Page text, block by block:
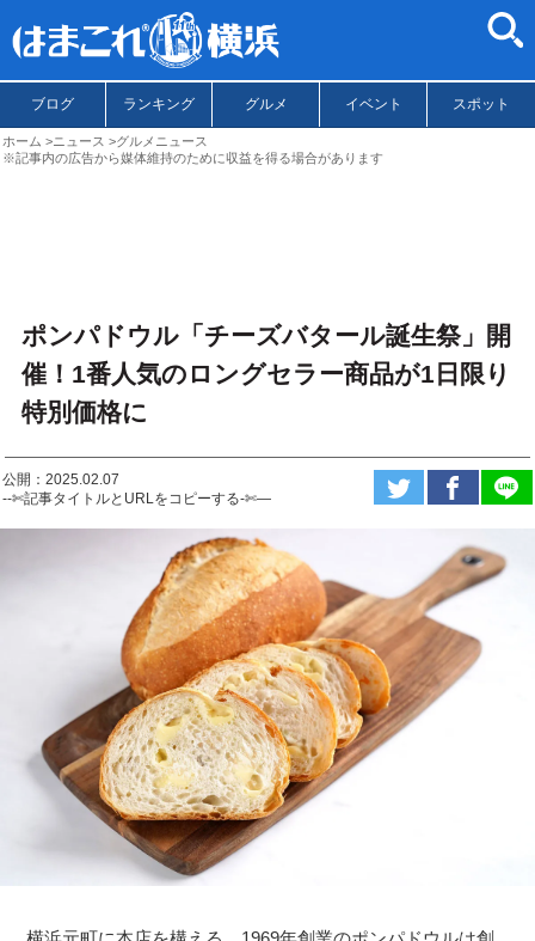
ブログ ランキング グルメ イベント スポット
ホーム ニュース
グルメニュース
※記事内の広告から媒体維持のために収益を得る場合があります
ポンパドウル「チーズバタール誕生祭」開
催！1番人気のロングセラー商品が1日限り
特別価格に
公開：2025.02.07
--✄記事タイトルとURLをコピーする-✄—